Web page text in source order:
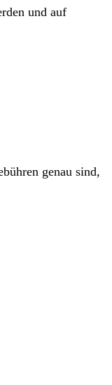
und auf
genau sind,